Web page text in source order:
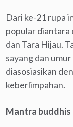
Dari ke-21 rupa
popular diantara
dan Tara Hijau.
sayang dan
diasosiasikan
keberlimpahan.
Mantra